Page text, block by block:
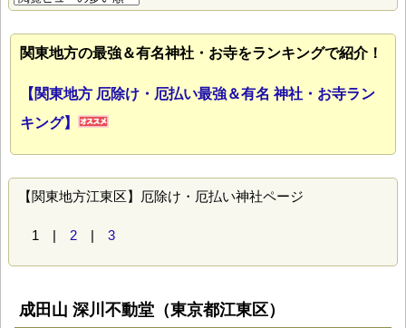
関東地方の最強＆有名神社・お寺をランキングで紹介！
【関東地方 厄除け・厄払い最強＆有名 神社・お寺ラン
キング】
【関東地方江東区】厄除け・厄払い神社ページ
1 | 2 | 3
成田山 深川不動堂（東京都江東区）